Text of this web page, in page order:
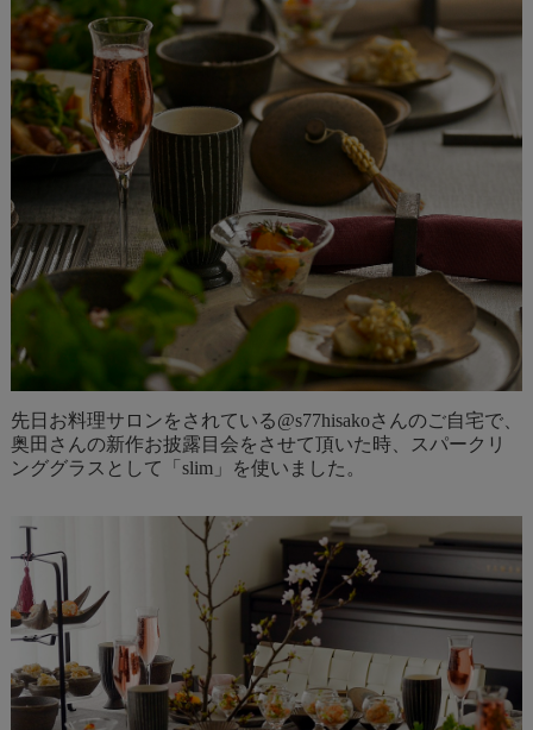
先日お料理サロンをされている@s77hisakoさんのご自宅で、
奥田さんの新作お披露目会をさせて頂いた時、スパークリ
ンググラスとして「slim」を使いました。